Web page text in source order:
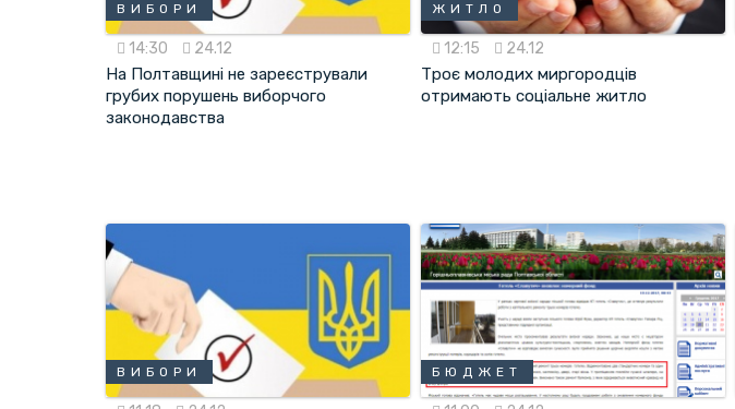
ВИБОРИ
14:30 24.12
На Полтавщині не зареєстрували
грубих порушень виборчого
законодавства
ЖИТЛО
12:15 24.12
Троє молодих миргородців
отримають соціальне житло
ВИБОРИ БЮДЖЕТ